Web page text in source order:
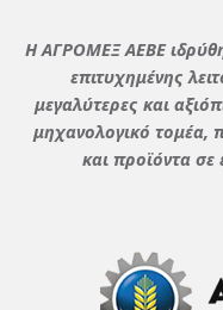
Η ΑΓΡΟΜΕΞ ΑΕΒΕ
επιτυχημένης
μεγαλύτερες και
μηχανολογικό τομέα,
και προϊόντα σε